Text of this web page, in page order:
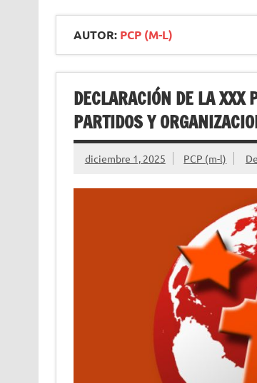
AUTOR: PCP (M-L)
DECLARACIÓN DE LA XXX
PARTIDOS Y
diciembre 1, 2025 PCP (m-l)